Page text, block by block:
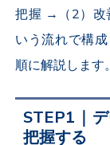
把握 →（2）改
いう流れで構
順に解説します。
STEP1｜
把握する